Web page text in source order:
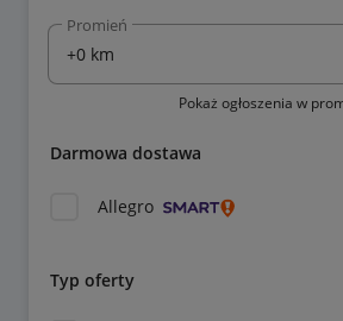
Promień
Pokaż ogłoszenia w
Darmowa dostawa
Allegro
Typ oferty